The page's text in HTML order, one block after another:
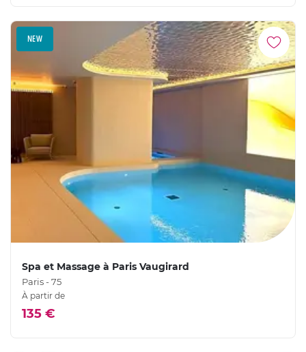
NEW
Spa et Massage à Paris Vaugirard
Paris - 75
À partir de
135 €